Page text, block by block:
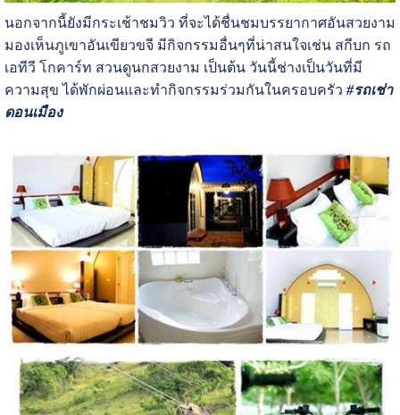
นอกจากนี้ยังมีกระเช้าชมวิว ที่จะได้ชื่นชมบรรยากาศอันสวยงาม
มองเห็นภูเขาอันเขียวขจี มีกิจกรรมอื่นๆที่น่าสนใจเช่น สกีบก รถ
เอทีวี โกคาร์ท สวนดูนกสวยงาม เป็นต้น วันนี้ช่างเป็นวันที่มี
ความสุข ได้พักผ่อนและทำกิจกรรมร่วมกันในครอบครัว #รถเช่า
ดอนเมือง